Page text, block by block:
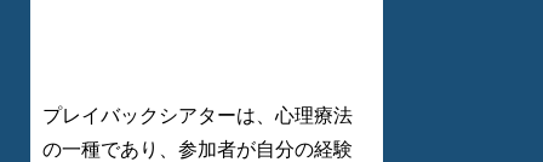
プレイバックシアターは、心理療法
の一種であり、参加者が自分の経験